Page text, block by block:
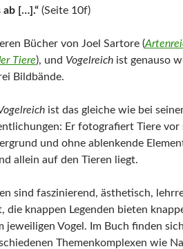
ab […].“ (Seite 10f)
Bücher von Joel Sartore (
Tiere), und Vogelreich ist genauso
Bildbände.
ist das gleiche wie bei
Er fotografiert Tiere vor
und ohne ablenkende
allein auf den Tieren liegt.
sind faszinierend, ästhetisch,
die knappen Legenden bieten
jeweiligen Vogel. Im Buch finden
Themenkomplexen wie